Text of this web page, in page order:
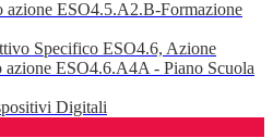
azione ESO4.5.A2.B-Formazione
Specifico ESO4.6, Azione
ESO4.6.A4A - Piano Scuola
Digitali